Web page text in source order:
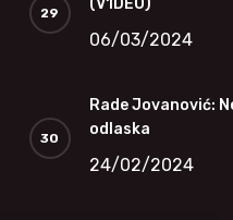
(V1DEO)
06/03/2024
Rade Jovanović:
odlaska
24/02/2024